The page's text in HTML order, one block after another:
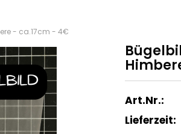
- ca.17cm - 4€
Art.Nr.:
Lieferzeit: